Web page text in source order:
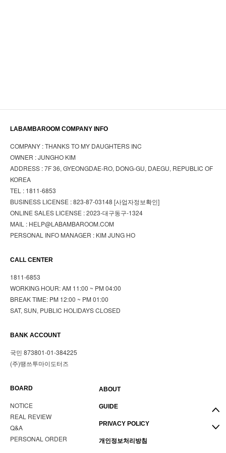
LABAMBAROOM COMPANY INFO
COMPANY : THANKS TO MY DAUGHTERS INC
OWNER : JUNGHO KIM
ADDRESS : 7F 36, GYEONGDAE-RO, DONG-GU, DAEGU, REPUBLIC OF
KOREA
TEL : 1811-6853
BUSINESS LICENSE : 823-87-03148 [사업자정보확인]
ONLINE SALES LICENSE : 2023-대구동구-1324
MAIL : HELP@LABAMBAROOM.COM
PERSONAL INFO MANAGER : KIM JUNG HO
CALL CENTER
1811-6853
WORKING HOUR: AM 11:00 ~ PM 04:00
BREAK TIME: PM 12:00 ~ PM 01:00
SAT, SUN, PUBLIC HOLIDAYS CLOSED
BANK ACCOUNT
국민 873801-01-384225
(주)땡쓰투마이도터즈
BOARD
NOTICE
REAL REVIEW
Q&A
PERSONAL ORDER
ABOUT
GUIDE
PRIVACY POLICY
개인정보처리방침